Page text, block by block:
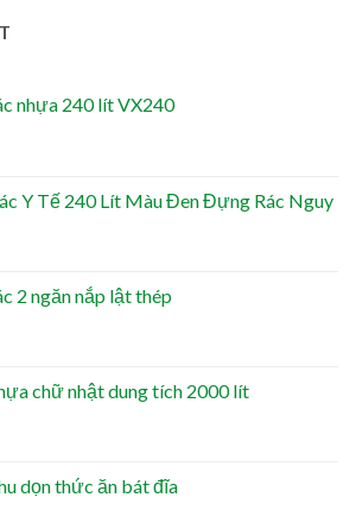
nhựa 240 lít VX240
Y Tế 240 Lít Màu Đen Đựng Rác Nguy
2 ngăn nắp lật thép
chữ nhật dung tích 2000 lít
dọn thức ăn bát đĩa